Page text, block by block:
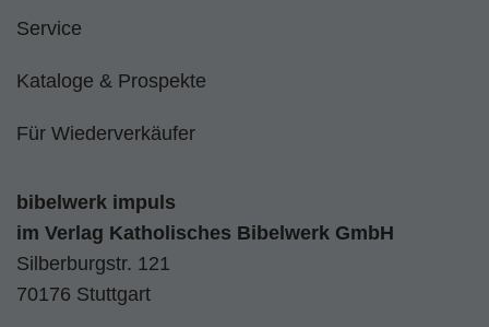
Service
Kataloge & Prospekte
Für Wiederverkäufer
bibelwerk impuls
im Verlag Katholisches Bibelwerk GmbH
Silberburgstr. 121
70176 Stuttgart